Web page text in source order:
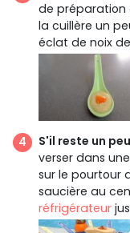
de préparation
la cuillère un
éclat de noix
S'il reste un
verser dans
sur le pourtour
saucière au
réfrigérateur